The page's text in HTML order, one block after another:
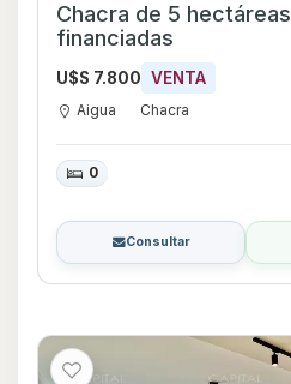
Chacra de 5 hectáreas en Venta
financiadas
U$S 7.800 VENTA
Aigua Chacra
0
Consultar